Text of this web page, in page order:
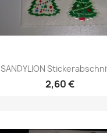
SANDYLION
2,60 €